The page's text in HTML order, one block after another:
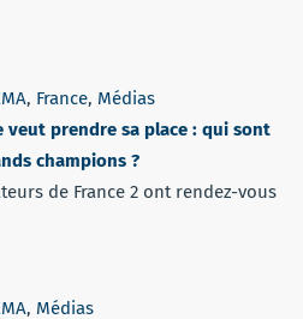
, France, Médias
veut prendre sa place : qui sont
champions ?
de France 2 ont rendez-vous
, Médias